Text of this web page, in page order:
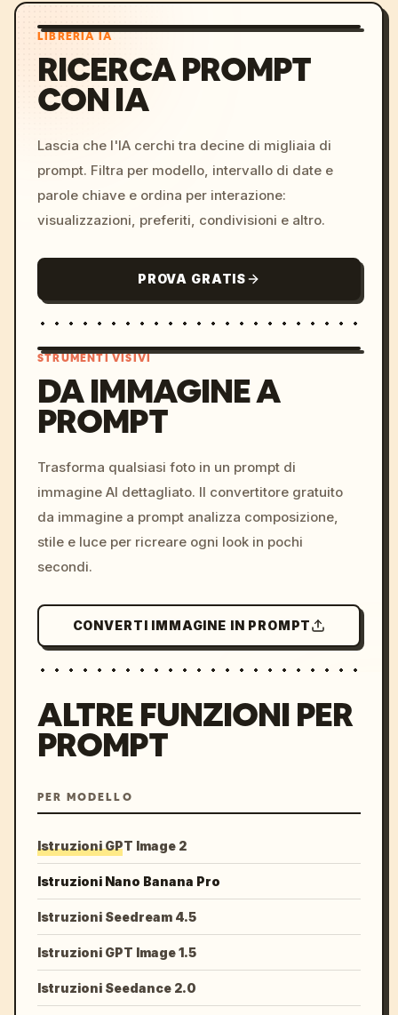
LIBRERIA IA
RICERCA PROMPT
CON IA
Lascia che l'IA cerchi tra decine di migliaia di
prompt. Filtra per modello, intervallo di date e
parole chiave e ordina per interazione:
visualizzazioni, preferiti, condivisioni e altro.
PROVA GRATIS
colors, 8k --v 6.0
STRUMENTI VISIVI
DA IMMAGINE A
PROMPT
Trasforma qualsiasi foto in un prompt di
immagine AI dettagliato. Il convertitore gratuito
da immagine a prompt analizza composizione,
stile e luce per ricreare ogni look in pochi
secondi.
CONVERTI IMMAGINE IN PROMPT
ALTRE FUNZIONI PER
PROMPT
PER MODELLO
Istruzioni GPT Image 2
Istruzioni Nano Banana Pro
Istruzioni Seedream 4.5
Istruzioni GPT Image 1.5
Istruzioni Seedance 2.0